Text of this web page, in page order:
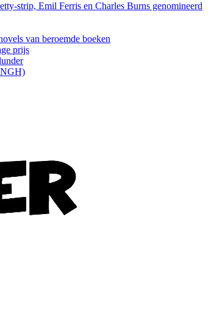
strip, Emil Ferris en Charles Burns genomineerd
van beroemde boeken
prijs